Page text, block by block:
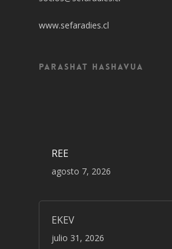
www.sefaradies.cl
Parashat Hashavua
REE
agosto 7, 2026
EKEV
julio 31, 2026